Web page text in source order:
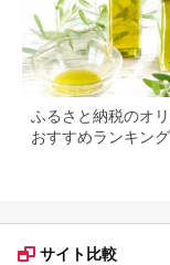
ふるさと納税のオ
おすすめランキン
サイト比較